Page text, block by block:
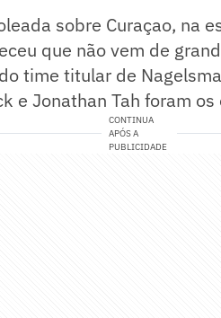
sobre Curaçao, na
que não vem de
time titular de
e Jonathan Tah foram
CONTINUA
APÓS A
PUBLICIDADE